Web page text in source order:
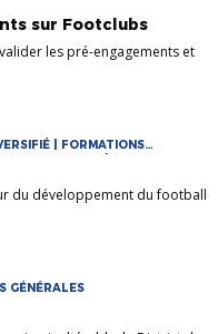
sur Footclubs
les pré-engagements et
| FORMATIONS
DE CADRES |
du développement du football
GÉNÉRALES